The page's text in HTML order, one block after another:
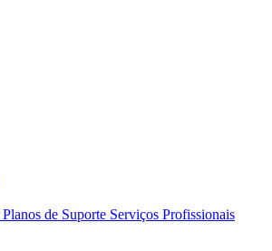
Planos de Suporte Serviços Profissionais